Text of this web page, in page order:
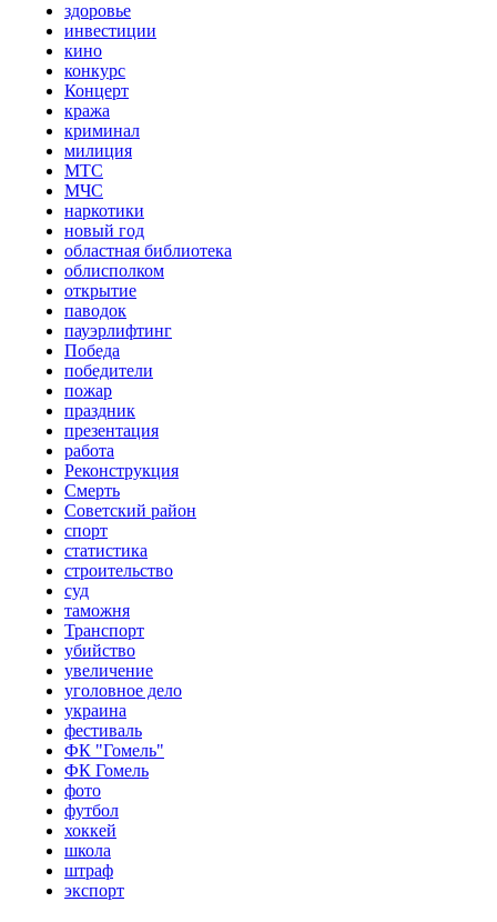
здоровье
инвестиции
кино
конкурс
Концерт
кража
криминал
милиция
МТС
МЧС
наркотики
новый год
областная библиотека
облисполком
открытие
паводок
пауэрлифтинг
Победа
победители
пожар
праздник
презентация
работа
Реконструкция
Смерть
Советский район
спорт
статистика
строительство
суд
таможня
Транспорт
убийство
увеличение
уголовное дело
украина
фестиваль
ФК "Гомель"
ФК Гомель
фото
футбол
хоккей
школа
штраф
экспорт